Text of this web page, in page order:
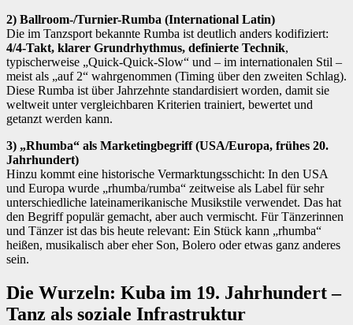
2) Ballroom-/Turnier-Rumba (International Latin)
Die im Tanzsport bekannte Rumba ist deutlich anders kodifiziert:
4/4-Takt, klarer Grundrhythmus, definierte Technik,
typischerweise „Quick-Quick-Slow“ und – im internationalen Stil –
meist als „auf 2“ wahrgenommen (Timing über den zweiten Schlag).
Diese Rumba ist über Jahrzehnte standardisiert worden, damit sie
weltweit unter vergleichbaren Kriterien trainiert, bewertet und
getanzt werden kann.
3) „Rhumba“ als Marketingbegriff (USA/Europa, frühes 20.
Jahrhundert)
Hinzu kommt eine historische Vermarktungsschicht: In den USA
und Europa wurde „rhumba/rumba“ zeitweise als Label für sehr
unterschiedliche lateinamerikanische Musikstile verwendet. Das hat
den Begriff populär gemacht, aber auch vermischt. Für Tänzerinnen
und Tänzer ist das bis heute relevant: Ein Stück kann „rhumba“
heißen, musikalisch aber eher Son, Bolero oder etwas ganz anderes
sein.
Die Wurzeln: Kuba im 19. Jahrhundert –
Tanz als soziale Infrastruktur